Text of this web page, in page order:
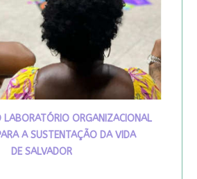
LABORATÓRIO ORGANIZACIONAL
A SUSTENTAÇÃO DA VIDA
DE SALVADOR